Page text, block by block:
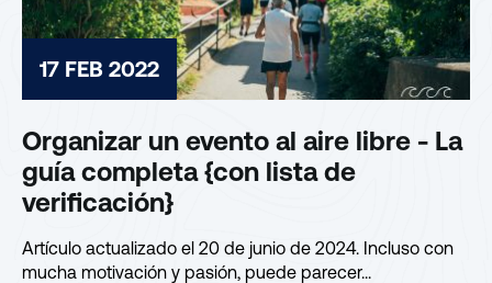
17 FEB 2022
Organizar un evento al aire libre - La
guía completa {con lista de
verificación}
Artículo actualizado el 20 de junio de 2024. Incluso con
mucha motivación y pasión, puede parecer...